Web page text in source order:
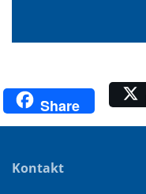
Share
Kontakt